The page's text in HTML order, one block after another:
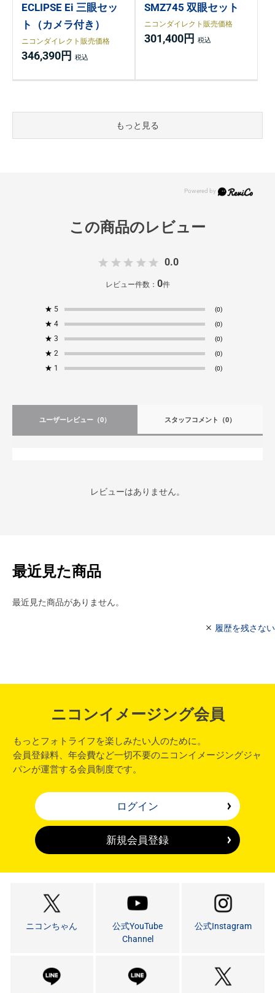
ECLIPSE Ei 三眼セッ
ト（カメラ付き）
ニコンダイレクト販売価格
346,390円
SMZ745 双眼セット
ニコンダイレクト販売価格
301,400円
もっと見る
0.0
レビュー件数： 0件
★ 5 (0)
★ 4 (0)
★ 3 (0)
★ 2 (0)
★ 1 (0)
ユーザーレビュー （0） スタッフコメント （0）
レビューはありません。
最近見た商品
最近見た商品がありません。
履歴を残さない
ニコンイメージング会員
もっとフォトライフを楽しみたい人のために。
会員登録料、年会費など一切不要のニコンイメージングジャ
パンが運営する会員制度です。
ログイン
新規会員登録
ニコンちゃん
公式YouTube
Channel
公式Instagram